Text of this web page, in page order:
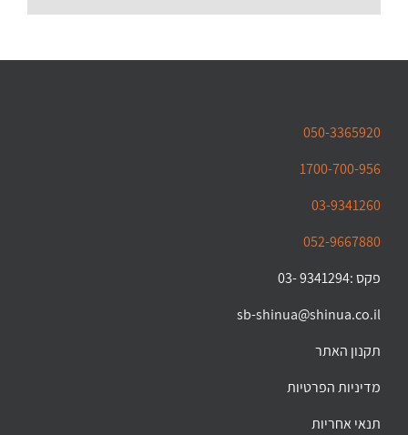
050-3365920
1700-700-956
03-9341260
052-9667880
פקס :9341294 -03
sb-shinua@shinua.co.il
תקנון האתר
מדיניות הפרטיות
תנאי אחריות